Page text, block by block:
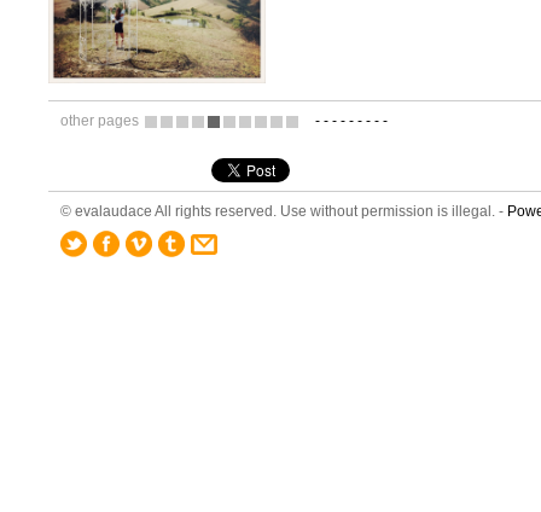
other pages - - - - - - - - -
© evalaudace All rights reserved. Use without permission is illegal. -